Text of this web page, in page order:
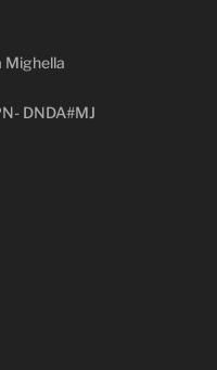
Mighella
DNDA#MJ